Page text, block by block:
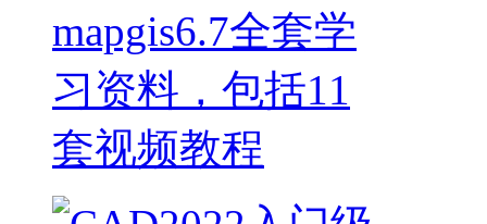
mapgis6.7全套学
习资料，包括11
套视频教程